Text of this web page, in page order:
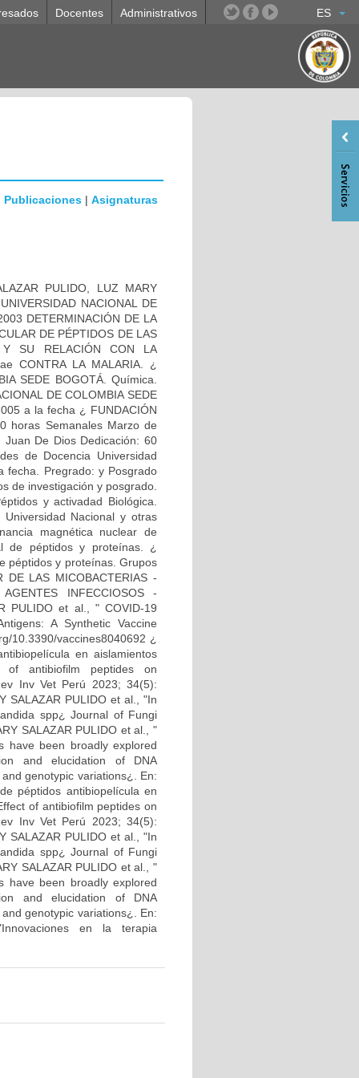
ES
Docentes Administrativos
Publicaciones | Asignaturas
PULIDO, LUZ MARY
NACIONAL DE
DETERMINACIÓN DE LA
DE PÉPTIDOS DE LAS
Y SU RELACIÓN CON LA
CONTRA LA MALARIA. ¿
SEDE BOGOTÁ. Química.
DE COLOMBIA SEDE
a la fecha ¿ FUNDACIÓN
horas Semanales Marzo de
De Dios Dedicación: 60
de Docencia Universidad
fecha. Pregrado: y Posgrado
de investigación y posgrado.
y activadad Biológica.
Nacional y otras
magnética nuclear de
de péptidos y proteínas. ¿
péptidos y proteínas. Grupos
DE LAS MICOBACTERIAS -
INFECCIOSOS -
PULIDO et al., " COVID-19
A Synthetic Vaccine
10.3390/vaccines8040692 ¿
en aislamientos
of antibiofilm peptides on
Inv Vet Perú 2023; 34(5):
SALAZAR PULIDO et al., "In
spp¿ Journal of Fungi
SALAZAR PULIDO et al., "
have been broadly explored
and elucidation of DNA
genotypic variations¿. En:
péptidos antibiopelícula en
of antibiofilm peptides on
Inv Vet Perú 2023; 34(5):
SALAZAR PULIDO et al., "In
spp¿ Journal of Fungi
SALAZAR PULIDO et al., "
have been broadly explored
and elucidation of DNA
genotypic variations¿. En:
en la terapia